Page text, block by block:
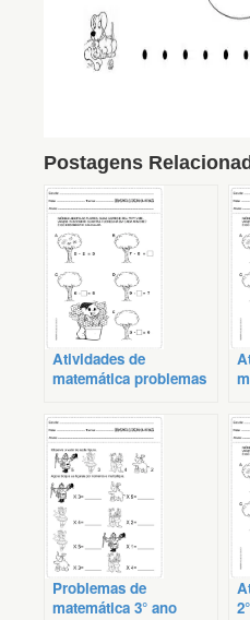
Postagens
Atividades de
matemática problemas
Problemas de
matemática 3° ano